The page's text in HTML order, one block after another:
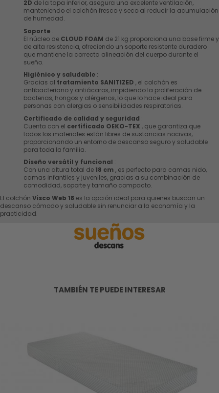
2D de la tapa inferior, asegura una excelente ventilación,
manteniendo el colchón fresco y seco al reducir la acumulación
de humedad.
Soporte :
El núcleo de CLOUD FOAM de 21 kg proporciona una base firme y
de alta resistencia, ofreciendo un soporte resistente duradero
que mantiene la correcta alineación del cuerpo durante el
sueño.
Higiénico y saludable :
Gracias al tratamiento SANITIZED , el colchón es
antibacteriano y antiácaros, impidiendo la proliferación de
bacterias, hongos y alérgenos, lo que lo hace ideal para
personas con alergias o sensibilidades respiratorias.
Certificado de calidad y seguridad :
Cuenta con el certificado OEKO-TEX , que garantiza que
todos los materiales están libres de sustancias nocivas,
proporcionando un entorno de descanso seguro y saludable
para toda la familia.
Diseño versátil y funcional :
Con una altura total de 18 cm , es perfecto para camas nido,
camas infantiles y juveniles, gracias a su combinación de
comodidad, soporte y tamaño compacto.
El colchón Visco Web 18 es la opción ideal para quienes buscan un
descanso cómodo y saludable sin renunciar a la economía y la
practicidad.
TAMBIÉN TE PUEDE INTERESAR